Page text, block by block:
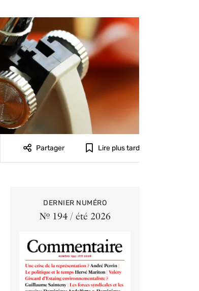
Partager Lire plus tard
DERNIER NUMÉRO
Nº 194 / été 2026